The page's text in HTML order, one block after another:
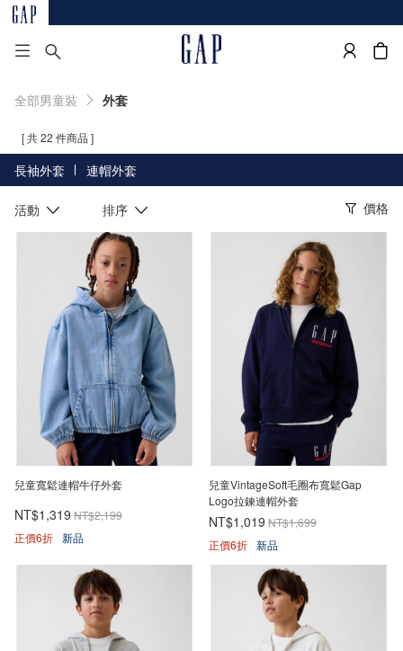
全部男童裝 外套
[ 共 22 件商品 ]
長袖外套 連帽外套
活動 排序 價格
兒童寬鬆連帽牛仔外套
NT$1,319 NT$2,199
正價6折 新品
兒童VintageSoft毛圈布寬鬆Gap
Logo拉鍊連帽外套
NT$1,019 NT$1,699
正價6折 新品